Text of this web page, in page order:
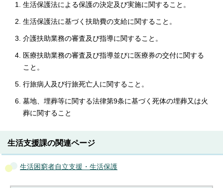
生活保護法による保護の決定及び実施に関すること。
生活保護法に基づく扶助費の支給に関すること。
介護扶助業務の審査及び指導に関すること。
医療扶助業務の審査及び指導並びに医療券の交付に関する
こと。
行旅病人及び行旅死亡人に関すること。
墓地、埋葬等に関する法律第9条に基づく死体の埋葬又は火
葬に関すること
生活支援課の関連ページ
生活困窮者自立支援・生活保護